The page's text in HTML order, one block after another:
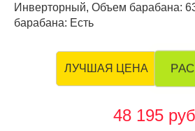
Инверторный, Объем барабана:
барабана: Есть
ЛУЧШАЯ ЦЕНА
48 195